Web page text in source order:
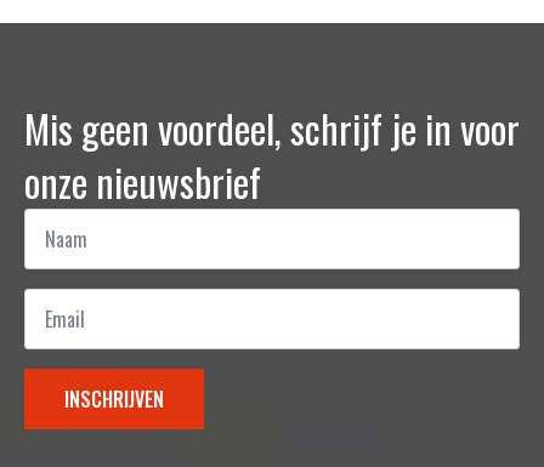
Mis geen voordeel, schrijf je in voor
onze nieuwsbrief
Naam
Email
INSCHRIJVEN